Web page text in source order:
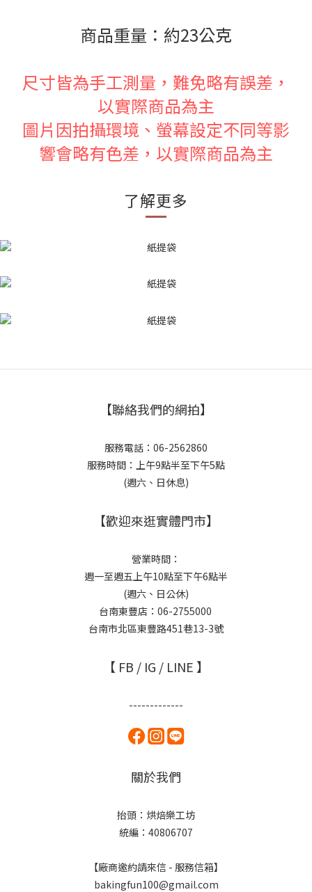
商品重量：約23公克
尺寸皆為手工測量，難免略有誤差，
以實際商品為主
圖片因拍攝環境、螢幕設定不同等影
響會略有色差，以實際商品為主
了解更多
【聯絡我們的網拍】
服務電話：06-2562860
服務時間：上午9點半至下午5點
(週六、日休息)
【歡迎來逛實體門市】
營業時間：
週一至週五上午10點至下午6點半
(週六、日公休)
台南東豐店：06-2755000
台南市北區東豐路451巷13-3號
【 FB / IG / LINE 】
-------------
關於我們
抬頭：烘焙樂工坊
統編：40806707
【廠商邀約請來信 - 服務信箱】
bakingfun100@gmail.com